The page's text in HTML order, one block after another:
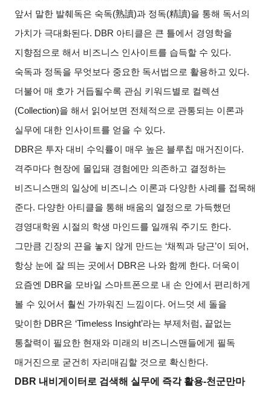
앞서 말한 발췌독은 숙독(熟讀)과 정독(精讀)을 통해 독서의
가치가 극대화된다. DBR 아티클은 큰 틀에서 경영학을
지향점으로 해서 비즈니스 인사이트를 습득할 수 있다.
숙독과 정독을 무엇보다 중요한 독서법으로 활용하고 있다.
더불어 매 호가 거듭될수록 관심 키워드별로 컬렉션
(Collection)을 해서 읽어보면 전체적으로 관통되는 이론과
실무에 대한 인사이트를 얻을 수 있다.
DBR은 투자 대비 수익률이 매우 높은 블루칩 매거진이다.
격주마다 현장에 몰입돼 경험에만 의존하고 결정하는
비즈니스맨의 일상에 비즈니스 이론과 다양한 사례를 접목해
준다. 다양한 아티클을 통해 배움의 열정으로 가득했던
경영대학원 시절의 학생 마인드를 일깨워 주기도 한다.
그만큼 긴장의 끈을 놓지 않게 만드는 ‘채찍과 당근’이 되어 ,
항상 눈에 잘 띄는 곳에서 DBR은 나와 함께 한다. 더욱이
요즘엔
DBR을 모바일 스마트폰으로 내 손 안에서 편리하게
볼 수 있어서 훨씬 가까워진 느낌이다. 어느덧 세 돌을
맞이한 DBR은 ‘Timeless Insight’라는 부제처럼, 끝없는
통찰력이 필요한 현재와 미래의 비즈니스맨들에게 필독
매거진으로 굳건히 자리매김할 것으로 확신한다.
DBR 내비게이터로 검색해 실무에 즉각 활용-천군만마